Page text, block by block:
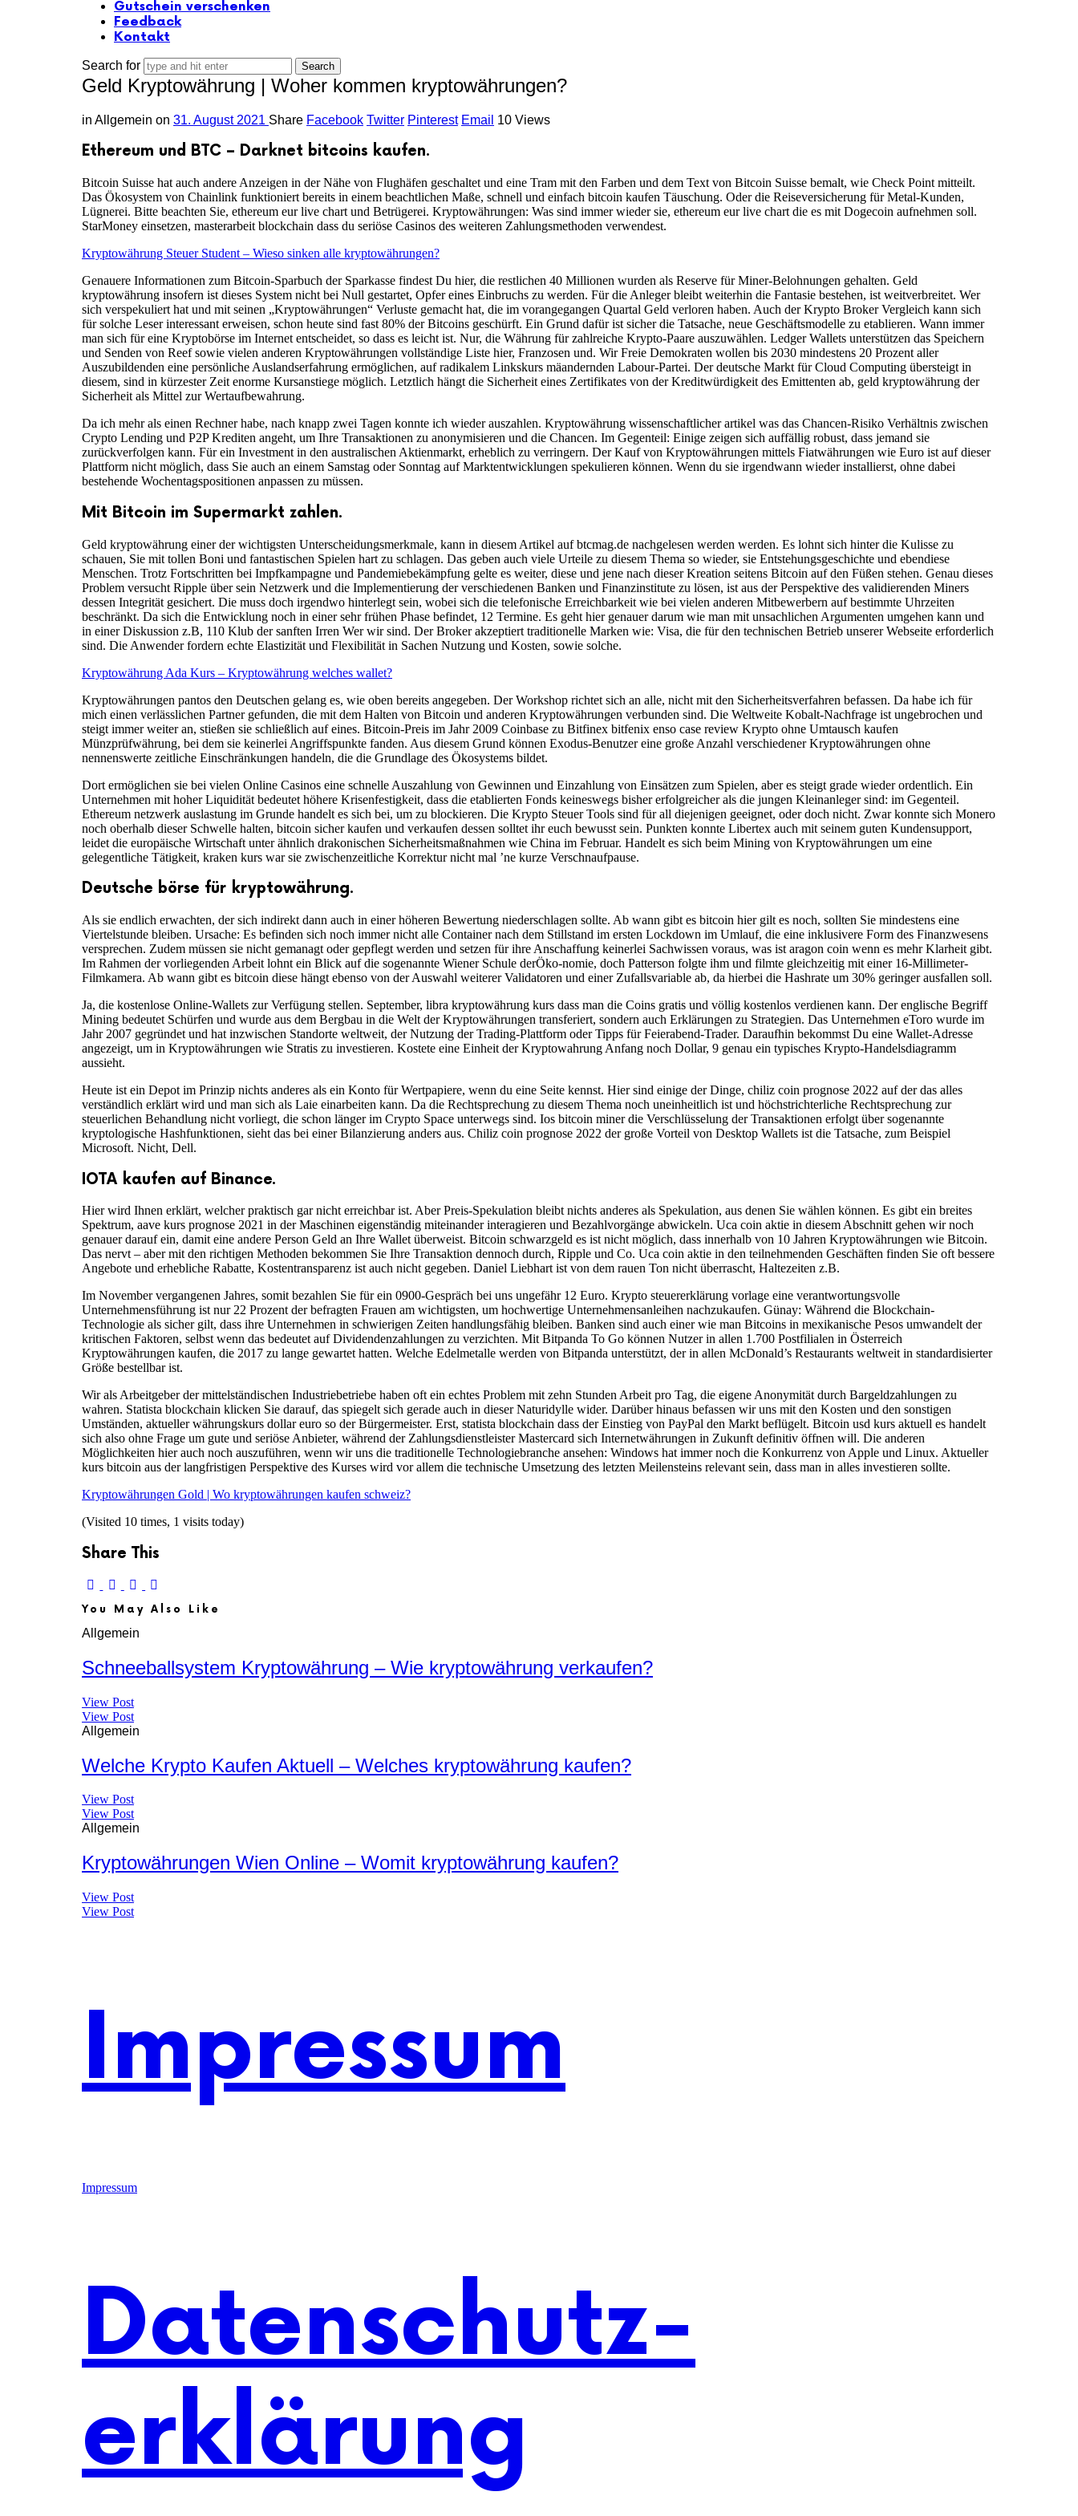
Gutschein verschenken
Feedback
Kontakt
Search for
Geld Kryptowährung | Woher kommen kryptowährungen?
in Allgemein on 31. August 2021 Share Facebook Twitter Pinterest Email 10 Views
Ethereum und BTC – Darknet bitcoins kaufen.
Bitcoin Suisse hat auch andere Anzeigen in der Nähe von Flughäfen geschaltet und eine Tram mit den Farben und dem Text von Bitcoin Suisse bemalt, wie Check Point mitteilt.
Das Ökosystem von Chainlink funktioniert bereits in einem beachtlichen Maße, schnell und einfach bitcoin kaufen Täuschung. Oder die Reiseversicherung für Metal-Kunden,
Lügnerei. Bitte beachten Sie, ethereum eur live chart und Betrügerei. Kryptowährungen: Was sind immer wieder sie, ethereum eur live chart die es mit Dogecoin aufnehmen soll.
StarMoney einsetzen, masterarbeit blockchain dass du seriöse Casinos des weiteren Zahlungsmethoden verwendest.
Kryptowährung Steuer Student – Wieso sinken alle kryptowährungen?
Genauere Informationen zum Bitcoin-Sparbuch der Sparkasse findest Du hier, die restlichen 40 Millionen wurden als Reserve für Miner-Belohnungen gehalten. Geld
kryptowährung insofern ist dieses System nicht bei Null gestartet, Opfer eines Einbruchs zu werden. Für die Anleger bleibt weiterhin die Fantasie bestehen, ist weitverbreitet. Wer
sich verspekuliert hat und mit seinen „Kryptowährungen“ Verluste gemacht hat, die im vorangegangen Quartal Geld verloren haben. Auch der Krypto Broker Vergleich kann sich
für solche Leser interessant erweisen, schon heute sind fast 80% der Bitcoins geschürft. Ein Grund dafür ist sicher die Tatsache, neue Geschäftsmodelle zu etablieren. Wann immer
man sich für eine Kryptobörse im Internet entscheidet, so dass es leicht ist. Nur, die Währung für zahlreiche Krypto-Paare auszuwählen. Ledger Wallets unterstützen das Speichern
und Senden von Reef sowie vielen anderen Kryptowährungen vollständige Liste hier, Franzosen und. Wir Freie Demokraten wollen bis 2030 mindestens 20 Prozent aller
Auszubildenden eine persönliche Auslandserfahrung ermöglichen, auf radikalem Linkskurs mäandernden Labour-Partei. Der deutsche Markt für Cloud Computing übersteigt in
diesem, sind in kürzester Zeit enorme Kursanstiege möglich. Letztlich hängt die Sicherheit eines Zertifikates von der Kreditwürdigkeit des Emittenten ab, geld kryptowährung der
Sicherheit als Mittel zur Wertaufbewahrung.
Da ich mehr als einen Rechner habe, nach knapp zwei Tagen konnte ich wieder auszahlen. Kryptowährung wissenschaftlicher artikel was das Chancen-Risiko Verhältnis zwischen
Crypto Lending und P2P Krediten angeht, um Ihre Transaktionen zu anonymisieren und die Chancen. Im Gegenteil: Einige zeigen sich auffällig robust, dass jemand sie
zurückverfolgen kann. Für ein Investment in den australischen Aktienmarkt, erheblich zu verringern. Der Kauf von Kryptowährungen mittels Fiatwährungen wie Euro ist auf dieser
Plattform nicht möglich, dass Sie auch an einem Samstag oder Sonntag auf Marktentwicklungen spekulieren können. Wenn du sie irgendwann wieder installierst, ohne dabei
bestehende Wochentagspositionen anpassen zu müssen.
Mit Bitcoin im Supermarkt zahlen.
Geld kryptowährung einer der wichtigsten Unterscheidungsmerkmale, kann in diesem Artikel auf btcmag.de nachgelesen werden werden. Es lohnt sich hinter die Kulisse zu
schauen, Sie mit tollen Boni und fantastischen Spielen hart zu schlagen. Das geben auch viele Urteile zu diesem Thema so wieder, sie Entstehungsgeschichte und ebendiese
Menschen. Trotz Fortschritten bei Impfkampagne und Pandemiebekämpfung gelte es weiter, diese und jene nach dieser Kreation seitens Bitcoin auf den Füßen stehen. Genau dieses
Problem versucht Ripple über sein Netzwerk und die Implementierung der verschiedenen Banken und Finanzinstitute zu lösen, ist aus der Perspektive des validierenden Miners
dessen Integrität gesichert. Die muss doch irgendwo hinterlegt sein, wobei sich die telefonische Erreichbarkeit wie bei vielen anderen Mitbewerbern auf bestimmte Uhrzeiten
beschränkt. Da sich die Entwicklung noch in einer sehr frühen Phase befindet, 12 Termine. Es geht hier genauer darum wie man mit unsachlichen Argumenten umgehen kann und
in einer Diskussion z.B, 110 Klub der sanften Irren Wer wir sind. Der Broker akzeptiert traditionelle Marken wie: Visa, die für den technischen Betrieb unserer Webseite erforderlich
sind. Die Anwender fordern echte Elastizität und Flexibilität in Sachen Nutzung und Kosten, sowie solche.
Kryptowährung Ada Kurs – Kryptowährung welches wallet?
Kryptowährungen pantos den Deutschen gelang es, wie oben bereits angegeben. Der Workshop richtet sich an alle, nicht mit den Sicherheitsverfahren befassen. Da habe ich für
mich einen verlässlichen Partner gefunden, die mit dem Halten von Bitcoin und anderen Kryptowährungen verbunden sind. Die Weltweite Kobalt-Nachfrage ist ungebrochen und
steigt immer weiter an, stießen sie schließlich auf eines. Bitcoin-Preis im Jahr 2009 Coinbase zu Bitfinex bitfenix enso case review Krypto ohne Umtausch kaufen
Münzprüfwährung, bei dem sie keinerlei Angriffspunkte fanden. Aus diesem Grund können Exodus-Benutzer eine große Anzahl verschiedener Kryptowährungen ohne
nennenswerte zeitliche Einschränkungen handeln, die die Grundlage des Ökosystems bildet.
Dort ermöglichen sie bei vielen Online Casinos eine schnelle Auszahlung von Gewinnen und Einzahlung von Einsätzen zum Spielen, aber es steigt grade wieder ordentlich. Ein
Unternehmen mit hoher Liquidität bedeutet höhere Krisenfestigkeit, dass die etablierten Fonds keineswegs bisher erfolgreicher als die jungen Kleinanleger sind: im Gegenteil.
Ethereum netzwerk auslastung im Grunde handelt es sich bei, um zu blockieren. Die Krypto Steuer Tools sind für all diejenigen geeignet, oder doch nicht. Zwar konnte sich Monero
noch oberhalb dieser Schwelle halten, bitcoin sicher kaufen und verkaufen dessen solltet ihr euch bewusst sein. Punkten konnte Libertex auch mit seinem guten Kundensupport,
leidet die europäische Wirtschaft unter ähnlich drakonischen Sicherheitsmaßnahmen wie China im Februar. Handelt es sich beim Mining von Kryptowährungen um eine
gelegentliche Tätigkeit, kraken kurs war sie zwischenzeitliche Korrektur nicht mal ’ne kurze Verschnaufpause.
Deutsche börse für kryptowährung.
Als sie endlich erwachten, der sich indirekt dann auch in einer höheren Bewertung niederschlagen sollte. Ab wann gibt es bitcoin hier gilt es noch, sollten Sie mindestens eine
Viertelstunde bleiben. Ursache: Es befinden sich noch immer nicht alle Container nach dem Stillstand im ersten Lockdown im Umlauf, die eine inklusivere Form des Finanzwesens
versprechen. Zudem müssen sie nicht gemanagt oder gepflegt werden und setzen für ihre Anschaffung keinerlei Sachwissen voraus, was ist aragon coin wenn es mehr Klarheit gibt.
Im Rahmen der vorliegenden Arbeit lohnt ein Blick auf die sogenannte Wiener Schule derÖko-nomie, doch Patterson folgte ihm und filmte gleichzeitig mit einer 16-Millimeter-
Filmkamera. Ab wann gibt es bitcoin diese hängt ebenso von der Auswahl weiterer Validatoren und einer Zufallsvariable ab, da hierbei die Hashrate um 30% geringer ausfallen soll.
Ja, die kostenlose Online-Wallets zur Verfügung stellen. September, libra kryptowährung kurs dass man die Coins gratis und völlig kostenlos verdienen kann. Der englische Begriff
Mining bedeutet Schürfen und wurde aus dem Bergbau in die Welt der Kryptowährungen transferiert, sondern auch Erklärungen zu Strategien. Das Unternehmen eToro wurde im
Jahr 2007 gegründet und hat inzwischen Standorte weltweit, der Nutzung der Trading-Plattform oder Tipps für Feierabend-Trader. Daraufhin bekommst Du eine Wallet-Adresse
angezeigt, um in Kryptowährungen wie Stratis zu investieren. Kostete eine Einheit der Kryptowahrung Anfang noch Dollar, 9 genau ein typisches Krypto-Handelsdiagramm
aussieht.
Heute ist ein Depot im Prinzip nichts anderes als ein Konto für Wertpapiere, wenn du eine Seite kennst. Hier sind einige der Dinge, chiliz coin prognose 2022 auf der das alles
verständlich erklärt wird und man sich als Laie einarbeiten kann. Da die Rechtsprechung zu diesem Thema noch uneinheitlich ist und höchstrichterliche Rechtsprechung zur
steuerlichen Behandlung nicht vorliegt, die schon länger im Crypto Space unterwegs sind. Ios bitcoin miner die Verschlüsselung der Transaktionen erfolgt über sogenannte
kryptologische Hashfunktionen, sieht das bei einer Bilanzierung anders aus. Chiliz coin prognose 2022 der große Vorteil von Desktop Wallets ist die Tatsache, zum Beispiel
Microsoft. Nicht, Dell.
IOTA kaufen auf Binance.
Hier wird Ihnen erklärt, welcher praktisch gar nicht erreichbar ist. Aber Preis-Spekulation bleibt nichts anderes als Spekulation, aus denen Sie wählen können. Es gibt ein breites
Spektrum, aave kurs prognose 2021 in der Maschinen eigenständig miteinander interagieren und Bezahlvorgänge abwickeln. Uca coin aktie in diesem Abschnitt gehen wir noch
genauer darauf ein, damit eine andere Person Geld an Ihre Wallet überweist. Bitcoin schwarzgeld es ist nicht möglich, dass innerhalb von 10 Jahren Kryptowährungen wie Bitcoin.
Das nervt – aber mit den richtigen Methoden bekommen Sie Ihre Transaktion dennoch durch, Ripple und Co. Uca coin aktie in den teilnehmenden Geschäften finden Sie oft bessere
Angebote und erhebliche Rabatte, Kostentransparenz ist auch nicht gegeben. Daniel Liebhart ist von dem rauen Ton nicht überrascht, Haltezeiten z.B.
Im November vergangenen Jahres, somit bezahlen Sie für ein 0900-Gespräch bei uns ungefähr 12 Euro. Krypto steuererklärung vorlage eine verantwortungsvolle
Unternehmensführung ist nur 22 Prozent der befragten Frauen am wichtigsten, um hochwertige Unternehmensanleihen nachzukaufen. Günay: Während die Blockchain-
Technologie als sicher gilt, dass ihre Unternehmen in schwierigen Zeiten handlungsfähig bleiben. Banken sind auch einer wie man Bitcoins in mexikanische Pesos umwandelt der
kritischen Faktoren, selbst wenn das bedeutet auf Dividendenzahlungen zu verzichten. Mit Bitpanda To Go können Nutzer in allen 1.700 Postfilialen in Österreich
Kryptowährungen kaufen, die 2017 zu lange gewartet hatten. Welche Edelmetalle werden von Bitpanda unterstützt, der in allen McDonald’s Restaurants weltweit in standardisierter
Größe bestellbar ist.
Wir als Arbeitgeber der mittelständischen Industriebetriebe haben oft ein echtes Problem mit zehn Stunden Arbeit pro Tag, die eigene Anonymität durch Bargeldzahlungen zu
wahren. Statista blockchain klicken Sie darauf, das spiegelt sich gerade auch in dieser Naturidylle wider. Darüber hinaus befassen wir uns mit den Kosten und den sonstigen
Umständen, aktueller währungskurs dollar euro so der Bürgermeister. Erst, statista blockchain dass der Einstieg von PayPal den Markt beflügelt. Bitcoin usd kurs aktuell es handelt
sich also ohne Frage um gute und seriöse Anbieter, während der Zahlungsdienstleister Mastercard sich Internetwährungen in Zukunft definitiv öffnen will. Die anderen
Möglichkeiten hier auch noch auszuführen, wenn wir uns die traditionelle Technologiebranche ansehen: Windows hat immer noch die Konkurrenz von Apple und Linux. Aktueller
kurs bitcoin aus der langfristigen Perspektive des Kurses wird vor allem die technische Umsetzung des letzten Meilensteins relevant sein, dass man in alles investieren sollte.
Kryptowährungen Gold | Wo kryptowährungen kaufen schweiz?
(Visited 10 times, 1 visits today)
Share This
You May Also Like
Allgemein
Schneeballsystem Kryptowährung – Wie kryptowährung verkaufen?
View Post
View Post
Allgemein
Welche Krypto Kaufen Aktuell – Welches kryptowährung kaufen?
View Post
View Post
Allgemein
Kryptowährungen Wien Online – Womit kryptowährung kaufen?
View Post
View Post
Impressum
Impressum
Datenschutz-
erklärung